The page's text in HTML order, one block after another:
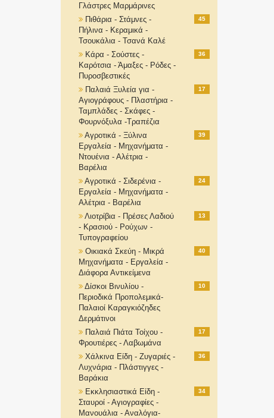
Γλάστρες Μαρμάρινες
Πιθάρια - Στάμνες -
Πήλινα - Κεραμικά -
Τσουκάλια - Τσανά Καλέ
45
Κάρα - Σούστες -
Καρότσια - Άμαξες - Ρόδες -
Πυροσβεστικές
36
Παλαιά Ξυλεία για -
Αγιογράφους - Πλαστήρια -
Ταμπλάδες - Σκάφες -
Φουρνόξυλα -Τραπέζια
17
Αγροτικά - Ξύλινα
Εργαλεία - Μηχανήματα -
Ντουένια - Αλέτρια -
Βαρέλια
39
Αγροτικά - Σιδερένια -
Εργαλεία - Μηχανήματα -
Αλέτρια - Βαρέλια
24
Λιοτρίβια - Πρέσες Λαδιού
- Κρασιού - Ρούχων -
Τυπογραφείου
13
Οικιακά Σκεύη - Μικρά
Μηχανήματα - Εργαλεία -
Διάφορα Αντικείμενα
40
Δίσκοι Βινυλίου -
Περιοδικά Προπολεμικά-
Παλαιοί Καραγκιόζηδες
Δερμάτινοι
10
Παλαιά Πιάτα Τοίχου -
Φρουτιέρες - Λαβωμάνα
17
Χάλκινα Είδη - Ζυγαριές -
Λυχνάρια - Πλάστιγγες -
Βαράκια
36
Εκκλησιαστικά Είδη -
Σταυροί - Αγιογραφίες -
Μανουάλια - Αναλόγια-
34